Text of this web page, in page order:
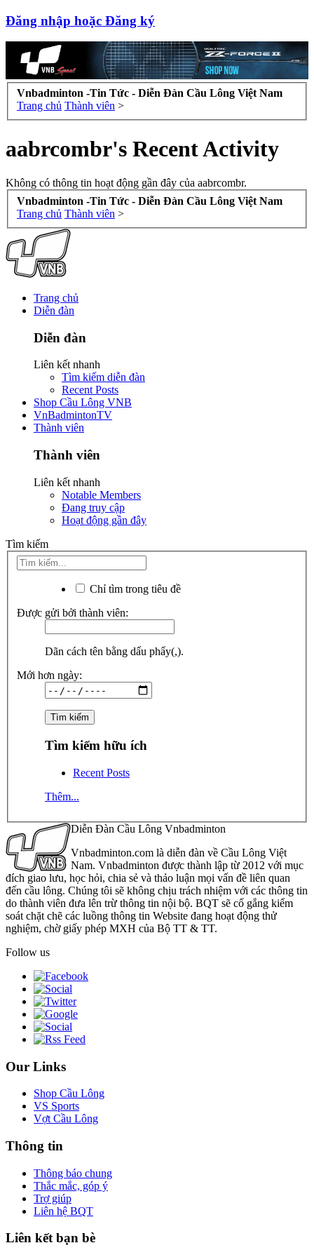
Đăng nhập hoặc Đăng ký
Vnbadminton -Tin Tức - Diễn Đàn Cầu Lông Việt Nam
Trang chủ Thành viên >
aabrcombr's Recent Activity
Không có thông tin hoạt động gần đây của aabrcombr.
Vnbadminton -Tin Tức - Diễn Đàn Cầu Lông Việt Nam
Trang chủ Thành viên >
Trang chủ
Diễn đàn
Diễn đàn
Liên kết nhanh
Tìm kiếm diễn đàn
Recent Posts
Shop Cầu Lông VNB
VnBadmintonTV
Thành viên
Thành viên
Liên kết nhanh
Notable Members
Đang truy cập
Hoạt động gần đây
Tìm kiếm
Chỉ tìm trong tiêu đề
Được gửi bởi thành viên:
Dãn cách tên bằng dấu phẩy(,).
Mới hơn ngày:
Tìm kiếm hữu ích
Recent Posts
Thêm...
Diễn Đàn Cầu Lông Vnbadminton
Vnbadminton.com là diễn đàn về Cầu Lông Việt
Nam. Vnbadminton được thành lập từ 2012 với mục
đích giao lưu, học hỏi, chia sẻ và thảo luận mọi vấn đề liên quan
đến cầu lông. Chúng tôi sẽ không chịu trách nhiệm với các thông tin
do thành viên đưa lên trừ thông tin nội bộ. BQT sẽ cố gắng kiểm
soát chặt chẽ các luồng thông tin Website đang hoạt động thử
nghiệm, chờ giấy phép MXH của Bộ TT & TT.
Follow us
Our Links
Shop Cầu Lông
VS Sports
Vợt Cầu Lông
Thông tin
Thông báo chung
Thắc mắc, góp ý
Trợ giúp
Liên hệ BQT
Liên kết bạn bè